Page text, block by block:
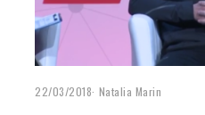
22/03/2018 Natalia Marin